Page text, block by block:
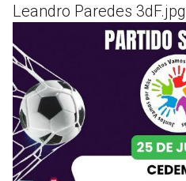
Leandro Paredes 3dF.jpg